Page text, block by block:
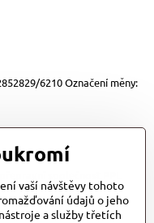
6210 Označení měny:
vaší návštěvy tohoto
údajů o jeho
a služby třetích